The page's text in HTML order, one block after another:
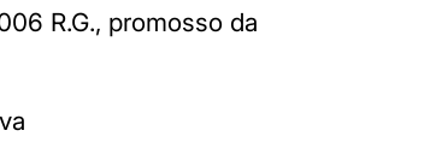
R.G., promosso da